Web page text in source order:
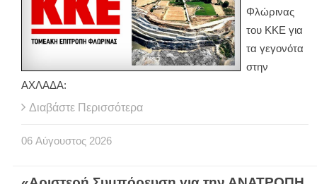
Φλώρινας
του ΚΚΕ για
τα γεγονότα
στην
ΑΧΛΑΔΑ:
Διαβάστε Περισσότερα
06 Αύγουστος 2026